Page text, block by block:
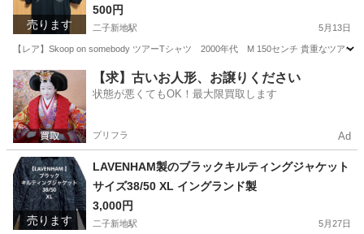
売ります
500円
二子新地駅 5月13日
【レア】Skoop on somebody ツアーTシャツ 2000年代 M 150センチ 貴重なツアー
神奈川 二子新地駅 Tシャツ 古着
【求】古いお人形、お譲りください
状態が悪くてもOK！最大限買取します
プリフラ Ad
売ります
LAVENHAM製のブラックキルティングジャケット
サイズ38/50 XL イングランド製
3,000円
二子新地駅 5月27日